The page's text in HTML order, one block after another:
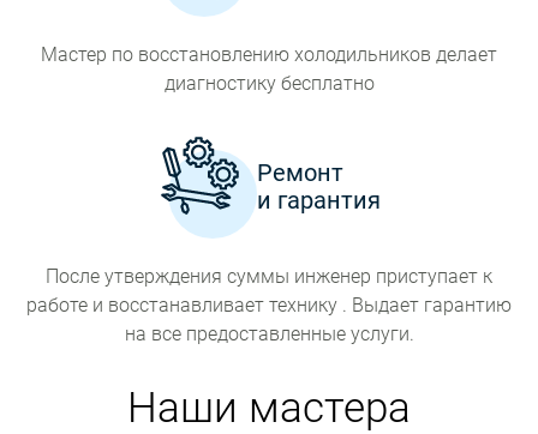
Мастер по восстановлению холодильников делает
диагностику бесплатно
Ремонт
и гарантия
После утверждения суммы инженер приступает к
работе и восстанавливает технику . Выдает гарантию
на все предоставленные услуги.
Наши мастера